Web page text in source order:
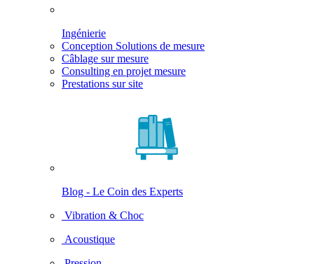
Ingénierie
Conception Solutions de mesure
Câblage sur mesure
Consulting en projet mesure
Prestations sur site
Blog - Le Coin des Experts
Vibration & Choc
Acoustique